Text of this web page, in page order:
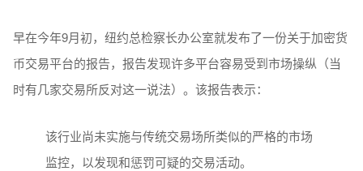
早在今年9月初，纽约总检察长办公室就发布了一份关于加密货
币交易平台的报告，报告发现许多平台容易受到市场操纵（当
时有几家交易所反对这一说法）。该报告表示：
该行业尚未实施与传统交易场所类似的严格的市场
监控，以发现和惩罚可疑的交易活动。